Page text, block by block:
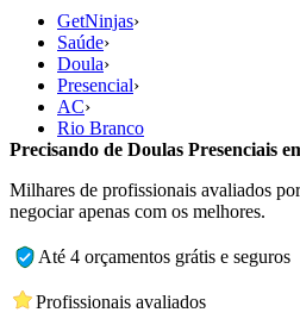
GetNinjas›
Saúde›
Doula›
Presencial›
AC›
Rio Branco
Precisando de Doulas Presenciais
Milhares de profissionais avaliados
negociar apenas com os melhores.
Até 4 orçamentos grátis e seguros
Profissionais avaliados